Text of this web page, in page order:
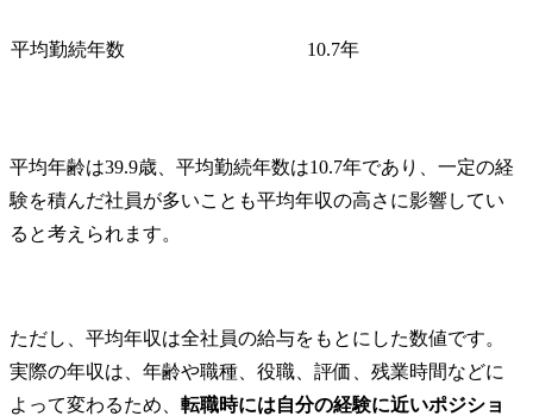
平均勤続年数 10.7年
平均年齢は39.9歳、平均勤続年数は10.7年であり、一定の経
験を積んだ社員が多いことも平均年収の高さに影響してい
ると考えられます。
ただし、平均年収は全社員の給与をもとにした数値です。
実際の年収は、年齢や職種、役職、評価、残業時間などに
よって変わるため、 転職時には自分の経験に近いポジショ